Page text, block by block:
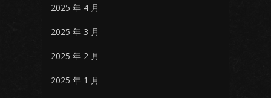
2025 年 4 月
2025 年 3 月
2025 年 2 月
2025 年 1 月